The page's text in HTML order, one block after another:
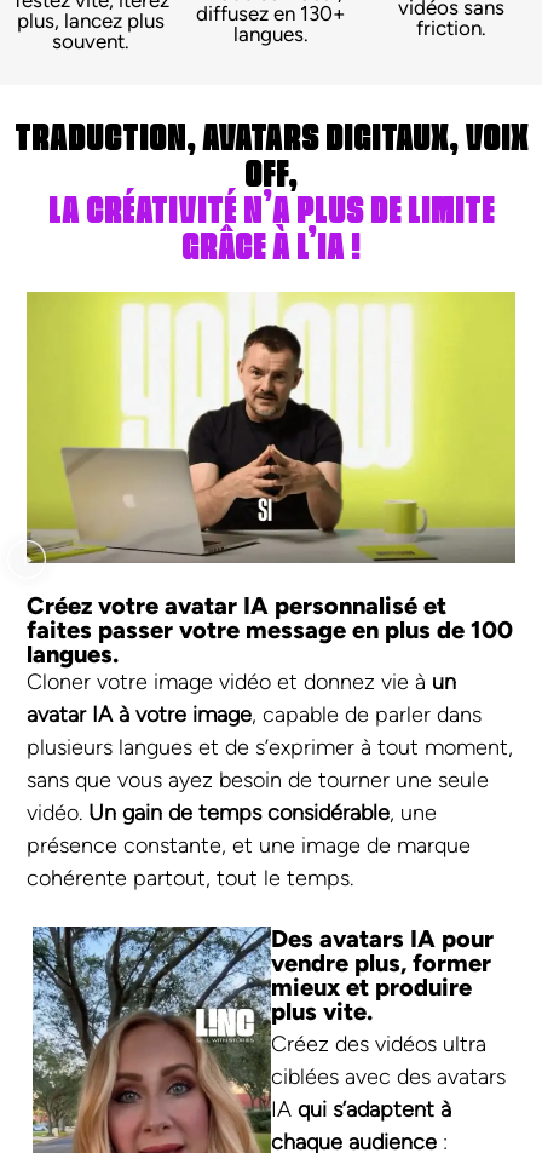
plus, lancez plus
souvent.
diffusez en 130+
langues.
vidéos sans
friction.
TRADUCTION, AVATARS DIGITAUX, VOIX
OFF,
LA CRÉATIVITÉ N’A PLUS DE LIMITE
GRÂCE À L’IA !
Créez votre avatar IA personnalisé et
faites passer votre message en plus de 100
langues.
Cloner votre image vidéo et donnez vie à un
avatar IA à votre image, capable de parler dans
plusieurs langues et de s’exprimer à tout moment,
sans que vous ayez besoin de tourner une seule
vidéo. Un gain de temps considérable, une
présence constante, et une image de marque
cohérente partout, tout le temps.
Des avatars IA pour
vendre plus, former
mieux et produire
plus vite.
Créez des vidéos ultra
ciblées avec des avatars
IA qui s’adaptent à
chaque audience :